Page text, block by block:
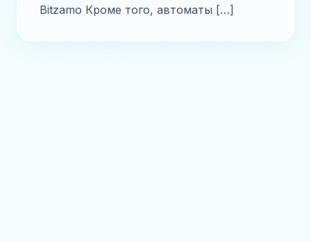
Bitzamo Кроме того, автоматы […]